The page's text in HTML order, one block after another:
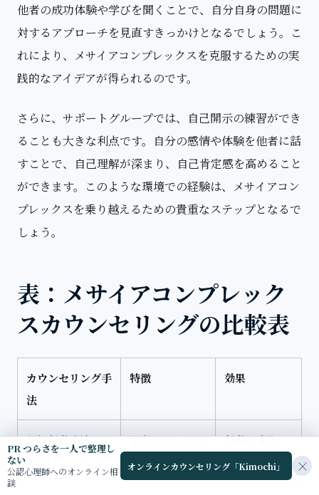
他者の成功体験や学びを聞くことで、自分自身の問題に
対するアプローチを見直すきっかけとなるでしょう。こ
れにより、メサイアコンプレックスを克服するための実
践的なアイデアが得られるのです。
さらに、サポートグループでは、自己開示の練習ができ
ることも大きな利点です。自分の感情や体験を他者に話
すことで、自己理解が深まり、自己肯定感を高めること
ができます。このような環境での経験は、メサイアコン
プレックスを乗り越えるための貴重なステップとなるで
しょう。
表：メサイアコンプレック
スカウンセリングの比較表
カウンセリング手
法
特徴 効果
認知行動療法
思考パターンの
修正
行動の変化
PR つらさを一人で整理し
ない
公認心理師へのオンライン相
談
オンラインカウンセリング「Kimochi」 ×